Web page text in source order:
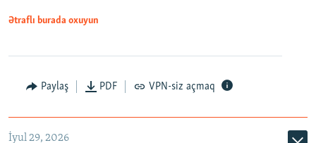
Ətraflı burada oxuyun
Paylaş PDF VPN-siz açmaq
İyul 29, 2026